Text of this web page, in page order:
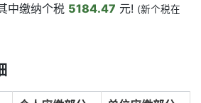
中缴纳个税 5184.47 元! (新个税在